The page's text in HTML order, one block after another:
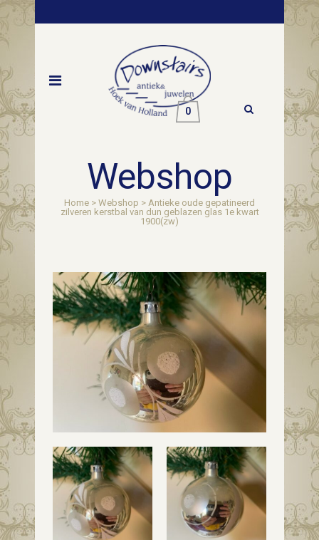
0
Webshop
Home > Webshop > Antieke oude gepatineerd
zilveren kerstbal van dun geblazen glas 1e kwart
1900(zw)